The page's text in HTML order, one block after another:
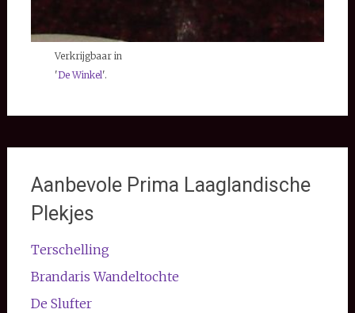
Verkrijgbaar in
'De Winkel'.
Aanbevole Prima Laaglandische
Plekjes
Terschelling
Brandaris Wandeltochte
De Slufter